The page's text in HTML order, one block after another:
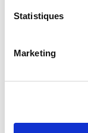
Statistiques
Marketing